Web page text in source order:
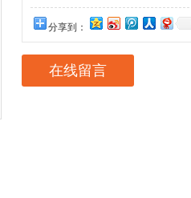
分享到：
在线留言